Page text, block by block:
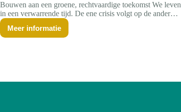
Bouwen aan een groene, rechtvaardige toekomst We leven
in een verwarrende tijd. De ene crisis volgt op de andere,
en het toekomstbeeld van de meeste mensen is somber.
Maar dat hoeft niet zo te zijn en het hoeft zeker niet…
Meer informatie
Interview
Mark
een